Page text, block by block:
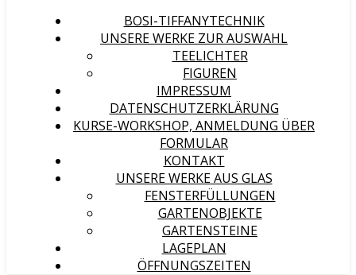
BOSI-TIFFANYTECHNIK
UNSERE WERKE ZUR AUSWAHL
TEELICHTER
FIGUREN
IMPRESSUM
DATENSCHUTZERKLÄRUNG
KURSE-WORKSHOP, ANMELDUNG ÜBER
FORMULAR
KONTAKT
UNSERE WERKE AUS GLAS
FENSTERFÜLLUNGEN
GARTENOBJEKTE
GARTENSTEINE
LAGEPLAN
ÖFFNUNGSZEITEN